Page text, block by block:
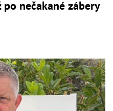
nečakané zábery